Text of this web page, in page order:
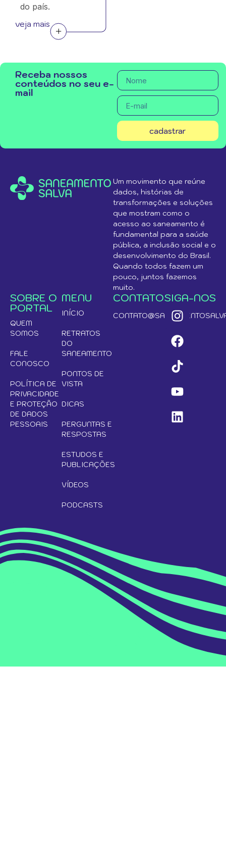
do país.
veja mais
Receba nossos
conteúdos no seu e-
mail
cadastrar
Um movimento que reúne
dados, histórias de
transformações e soluções
que mostram como o
acesso ao saneamento é
fundamental para a saúde
pública, a inclusão social e o
desenvolvimento do Brasil.
Quando todos fazem um
pouco, juntos fazemos
muito.
SOBRE O
PORTAL
QUEM
SOMOS
FALE
CONOSCO
POLÍTICA DE
PRIVACIDADE
E PROTEÇÃO
DE DADOS
PESSOAIS
MENU
INÍCIO
RETRATOS
DO
SANEAMENTO
PONTOS DE
VISTA
DICAS
PERGUNTAS E
RESPOSTAS
ESTUDOS E
PUBLICAÇÕES
VÍDEOS
PODCASTS
CONTATOSIGA-NOS